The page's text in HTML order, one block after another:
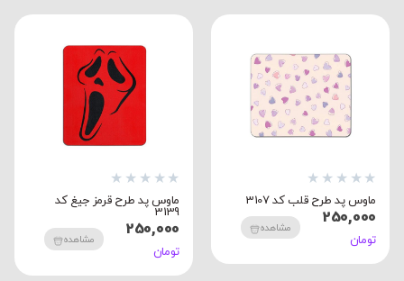
★
★
★
★
★
ماوس پد طرح قلب کد 3107
250,000
تومان
مشاهده
★
★
★
★
★
ماوس پد طرح قرمز جیغ کد
3139
250,000
تومان
مشاهده